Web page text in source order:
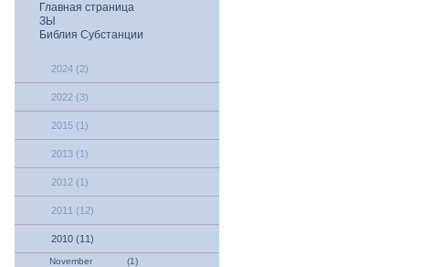
Главная страница
ЗЫ
Библия Субстанции
2024 (2)
2022 (3)
2015 (1)
2013 (1)
2012 (1)
2011 (12)
2010 (11)
November
(1)